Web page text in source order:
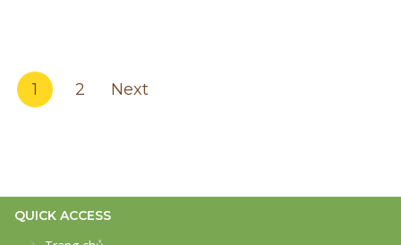
Posts
pagination
1 2 Next
QUICK ACCESS